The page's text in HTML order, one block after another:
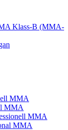
Klass-B (MMA-
MMA
MMA
MMA
MMA